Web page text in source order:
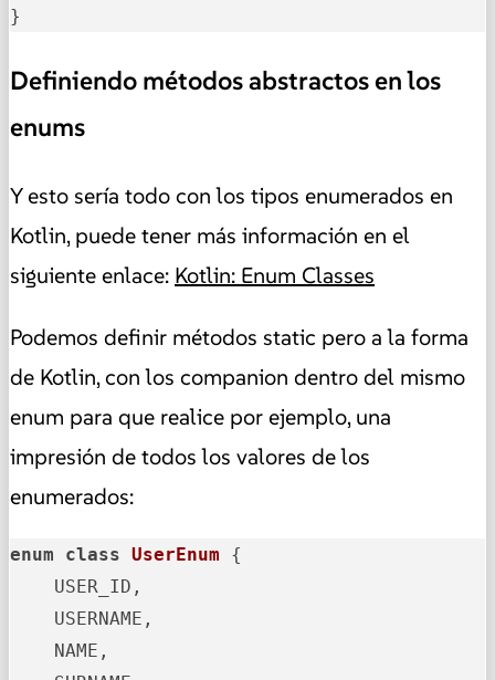
}
Definiendo métodos abstractos en los
enums
Y esto sería todo con los tipos enumerados en
Kotlin, puede tener más información en el
siguiente enlace: Kotlin: Enum Classes
Podemos definir métodos static pero a la forma
de Kotlin, con los companion dentro del mismo
enum para que realice por ejemplo, una
impresión de todos los valores de los
enumerados:
enum class UserEnum {
    USER_ID,
    USERNAME,
    NAME,